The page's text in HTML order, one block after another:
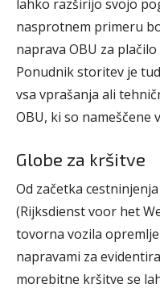
lahko razširijo svojo
nasprotnem primeru
naprava OBU za
Ponudnik storitev je
vsa vprašanja ali
OBU, ki so nameščene
Globe za kršitve
Od začetka
(Rijksdienst voor het
tovorna vozila
napravami za
morebitne kršitve se